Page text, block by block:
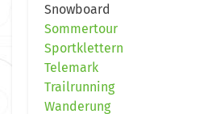
Snowboard
Sommertour
Sportklettern
Telemark
Trailrunning
Wanderung